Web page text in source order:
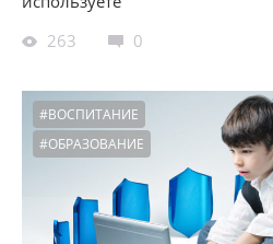
263
0
#ВОСПИТАНИЕ
#ОБРАЗОВАНИЕ